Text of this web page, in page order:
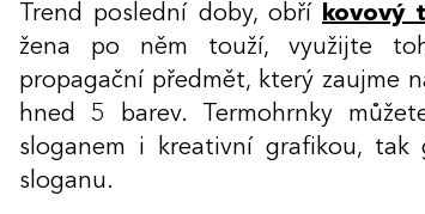
Trend poslední doby, obří kovový
žena po něm touží, využijte
propagační předmět, který zaujme
hned 5 barev. Termohrnky
sloganem i kreativní grafikou, tak
sloganu.